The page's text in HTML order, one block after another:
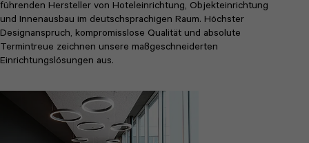
führenden Hersteller von Hoteleinrichtung, Objekteinrichtung
und Innenausbau im deutschsprachigen Raum. Höchster
Designanspruch, kompromisslose Qualität und absolute
Termintreue zeichnen unsere maßgeschneiderten
Einrichtungslösungen aus.